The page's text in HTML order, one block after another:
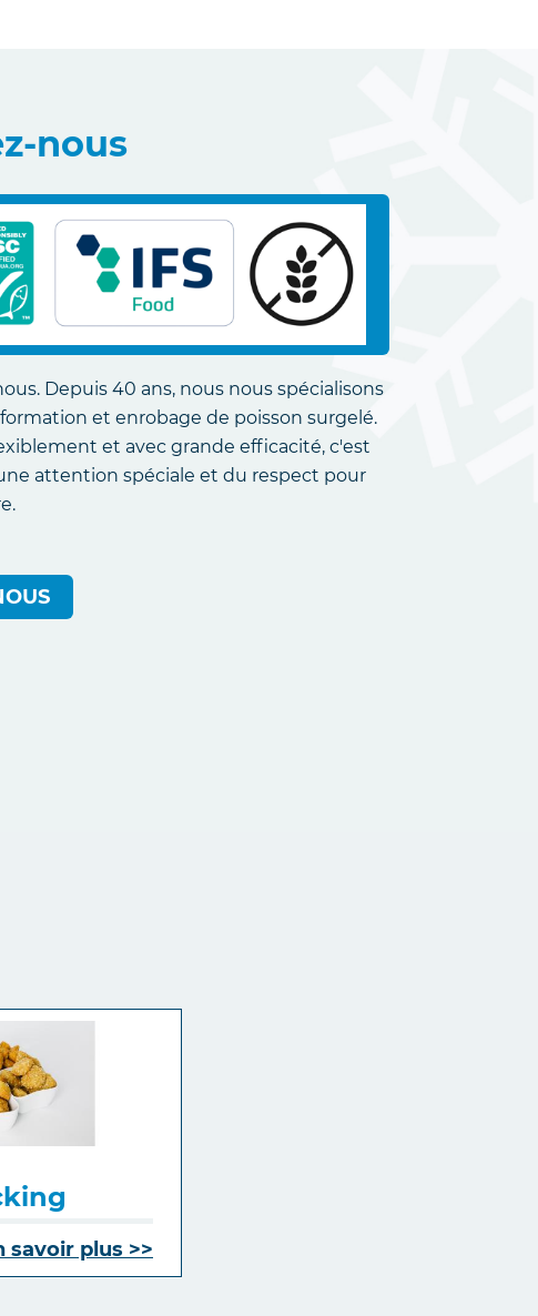
nous
Depuis 40 ans, nous nous spécialisons
et enrobage de poisson surgelé.
et avec grande efficacité, c'est
attention spéciale et du respect pour
savoir plus